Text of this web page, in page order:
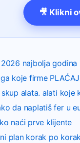
🎥 Klikni
najbolja godina
koje firme
alata. alati koje
da naplatiš fer u
naći prve klijente
plan korak po korak